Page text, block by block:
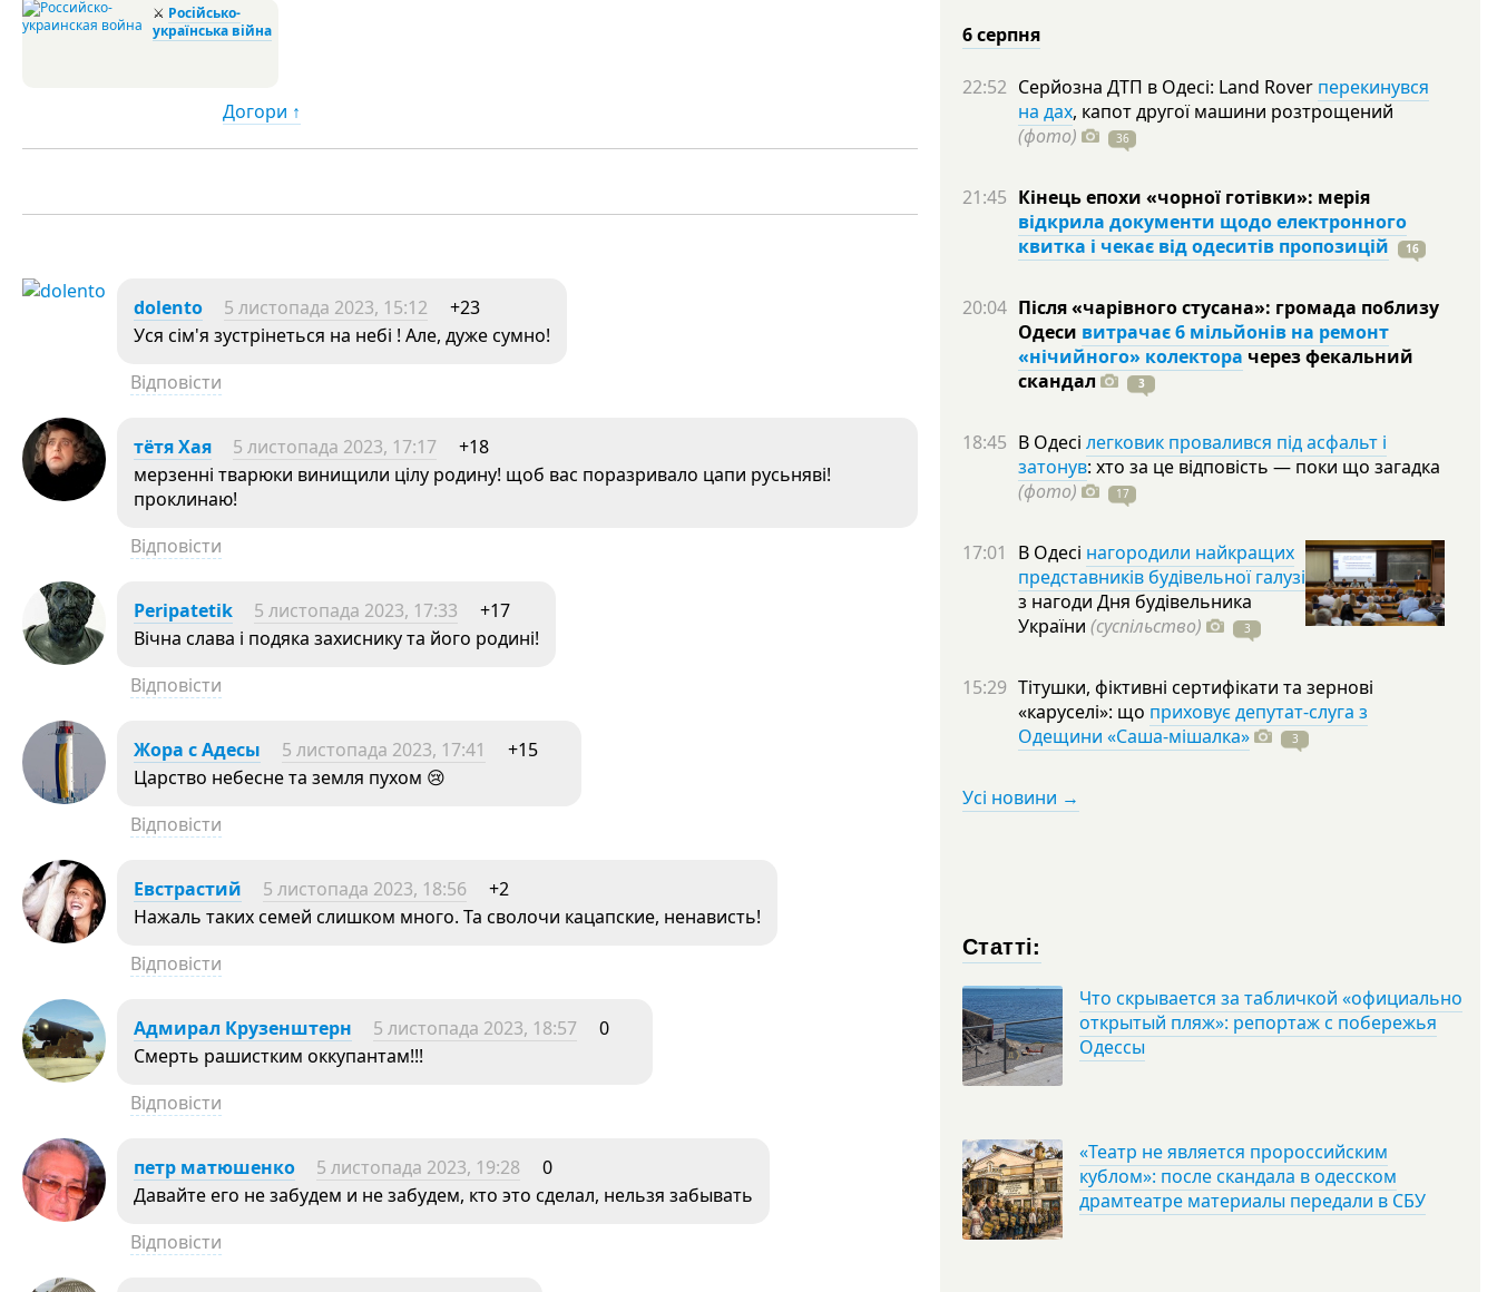
⚔ Російсько-
українська війна
Догори ↑
dolento 5 листопада 2023, 15:12
+23
Уся сім'я зустрінеться на небі ! Але, дуже сумно!
Відповісти
тётя Хая 5 листопада 2023, 17:17
+18
мерзенні тварюки винищили цілу родину! щоб вас поразривало цапи русьняві!
проклинаю!
Відповісти
Peripatetik 5 листопада 2023, 17:33
+17
Вічна слава і подяка захиснику та його родині!
Відповісти
Жора с Адесы 5 листопада 2023, 17:41
+15
Царство небесне та земля пухом 😢
Відповісти
Евстрастий 5 листопада 2023, 18:56
+2
Нажаль таких семей слишком много. Та сволочи кацапские, ненависть!
Відповісти
Адмирал Крузенштерн 5 листопада 2023, 18:57
0
Смерть рашистким оккупантам!!!
Відповісти
петр матюшенко 5 листопада 2023, 19:28
0
Давайте его не забудем и не забудем, кто это сделал, нельзя забывать
Відповісти
6 серпня
22:52 Серйозна ДТП в Одесі: Land Rover перекинувся
на дах, капот другої машини розтрощений
(фото)
36
21:45 Кінець епохи «чорної готівки»: мерія
відкрила документи щодо електронного
квитка і чекає від одеситів пропозицій
16
20:04 Після «чарівного стусана»: громада поблизу
Одеси витрачає 6 мільйонів на ремонт
«нічийного» колектора через фекальний
скандал
3
18:45 В Одесі легковик провалився під асфальт і
затонув: хто за це відповість — поки що загадка
(фото)
17
17:01 В Одесі нагородили найкращих
представників будівельної галузі
з нагоди Дня будівельника
України (суспільство) 3
15:29 Тітушки, фіктивні сертифікати та зернові
«каруселі»: що приховує депутат-слуга з
Одещини «Саша-мішалка»
3
Усі новини →
Статті:
Что скрывается за табличкой «официально
открытый пляж»: репортаж с побережья
Одессы
«Театр не является пророссийским
кублом»: после скандала в одесском
драмтеатре материалы передали в СБУ